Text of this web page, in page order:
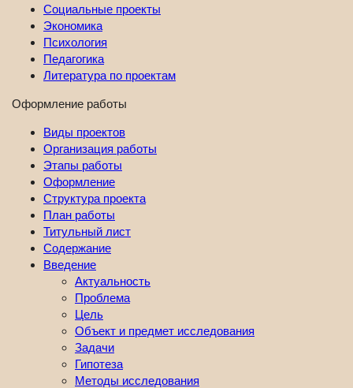
Социальные проекты
Экономика
Психология
Педагогика
Литература по проектам
Оформление работы
Виды проектов
Организация работы
Этапы работы
Оформление
Структура проекта
План работы
Титульный лист
Содержание
Введение
Актуальность
Проблема
Цель
Объект и предмет исследования
Задачи
Гипотеза
Методы исследования